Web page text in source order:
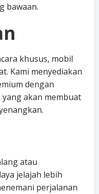
bawaan.
khusus, mobil
Kami menyediakan
dengan
akan membuat
atau
jelajah lebih
perjalanan